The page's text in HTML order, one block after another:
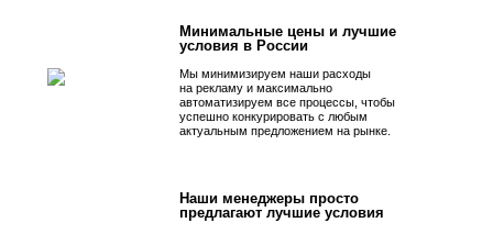
Минимальные цены и лучшие
условия в России
Мы минимизируем наши расходы
на рекламу и максимально
автоматизируем все процессы, чтобы
успешно конкурировать с любым
актуальным предложением на рынке.
Наши менеджеры просто
предлагают лучшие условия